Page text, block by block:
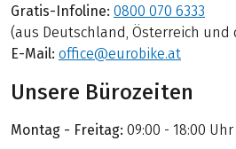
Gratis-Infoline: 0800 070 6333
(aus Deutschland, Österreich und
E-Mail: office@eurobike.at
Unsere Bürozeiten
Montag - Freitag: 09:00 - 18:00 Uhr